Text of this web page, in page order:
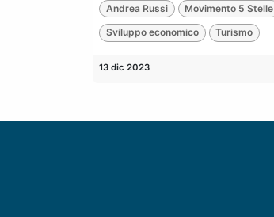
Andrea Russi Movimento 5 Stelle
Sviluppo economico Turismo
13 dic 2023